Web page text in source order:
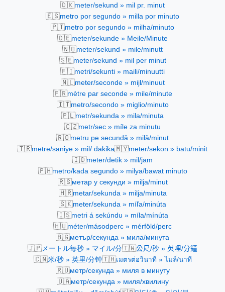
🇩🇰meter/sekund » mil pr. minut
🇪🇸metro por segundo » milla por minuto
🇵🇹metro por segundo » milha/minuto
🇩🇪meter/sekunde » Meile/Minute
🇳🇴meter/sekund » mile/minutt
🇸🇪meter/sekund » mil per minut
🇫🇮metri/sekunti » maili/minuutti
🇳🇱meter/seconde » mijl/minuut
🇫🇷mètre par seconde » mile/minute
🇮🇹metro/secondo » miglio/minuto
🇵🇱metr/sekunda » mila/minuta
🇨🇿metr/sec » míle za minutu
🇷🇴metru pe secundă » milă/minut
🇹🇷metre/saniye » mil/ dakika🇲🇾meter/sekon » batu/minit
🇮🇩meter/detik » mil/jam
🇵🇭metro/kada segundo » milya/bawat minuto
🇷🇸метар у секунди » milja/minut
🇭🇷metar/sekunda » milja/minuta
🇸🇰meter/sekunda » míľa/minúta
🇮🇸metri á sekúndu » míla/mínúta
🇭🇺méter/másodperc » mérföld/perc
🇧🇬метър/секунда » мила/минута
🇯🇵メートル毎秒 » マイル/分🇹🇼公尺/秒 » 英哩/分鐘
🇨🇳米/秒 » 英里/分钟🇹🇭เมตรต่อวินาที » ไมล์/นาที
🇷🇺метр/секунда » миля в минуту
🇺🇦метр/секунда » миля/хвилину